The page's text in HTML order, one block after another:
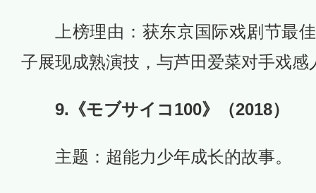
上榜理由：获东京国际戏剧节最
子展现成熟演技，与芦田爱菜对手戏感
9.《モブサイコ100》（2018）
主题：超能力少年成长的故事。